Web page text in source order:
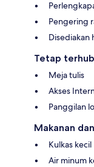
Pengering
Disediakan
Tetap
Meja tulis
Akses
Panggilan
Makanan
Kulkas kecil
Air minum